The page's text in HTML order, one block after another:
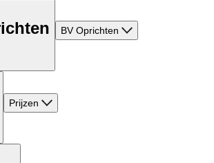
BV Oprichten
Prijzen